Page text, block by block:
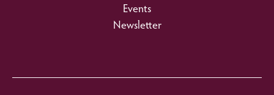
Events
Newsletter